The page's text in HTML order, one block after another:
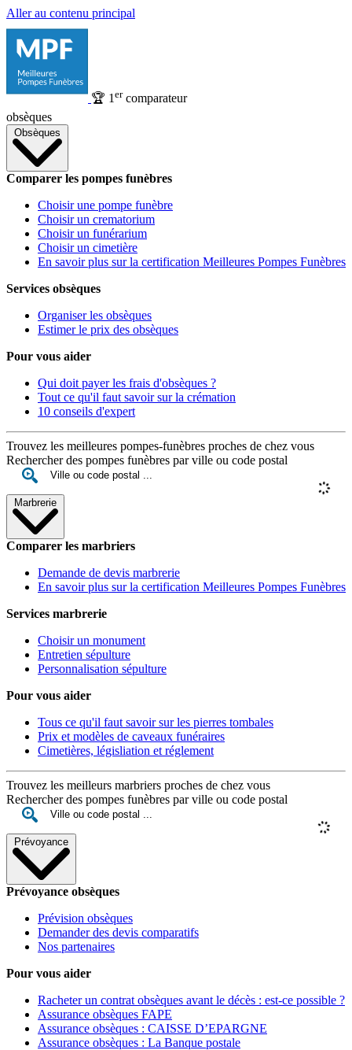
Aller au contenu principal
🏆 1 ercomparateur
obsèques
Obsèques
Comparer les pompes funèbres
Choisir une pompe funèbre
Choisir un crematorium
Choisir un funérarium
Choisir un cimetière
En savoir plus sur la certification Meilleures Pompes Funèbres
Services obsèques
Organiser les obsèques
Estimer le prix des obsèques
Pour vous aider
Qui doit payer les frais d'obsèques ?
Tout ce qu'il faut savoir sur la crémation
10 conseils d'expert
Trouvez les meilleures pompes-funèbres proches de chez vous
Rechercher des pompes funèbres par ville ou code postal
Marbrerie
Comparer les marbriers
Demande de devis marbrerie
En savoir plus sur la certification Meilleures Pompes Funèbres
Services marbrerie
Choisir un monument
Entretien sépulture
Personnalisation sépulture
Pour vous aider
Tous ce qu'il faut savoir sur les pierres tombales
Prix et modèles de caveaux funéraires
Cimetières, législiation et réglement
Trouvez les meilleurs marbriers proches de chez vous
Rechercher des pompes funèbres par ville ou code postal
Prévoyance
Prévoyance obsèques
Prévision obsèques
Demander des devis comparatifs
Nos partenaires
Pour vous aider
Racheter un contrat obsèques avant le décès : est-ce possible ?
Assurance obsèques FAPE
Assurance obsèques : CAISSE D’EPARGNE
Assurance obsèques : La Banque postale